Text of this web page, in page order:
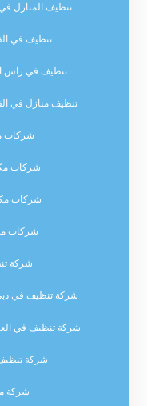
تنظيف المنازل
تنظيف في
تنظيف في راس
تنظيف منازل في
شركات
شركات
شركات
شركات
شركة
شركة تنظيف في
شركة تنظيف في
شركة
شركة